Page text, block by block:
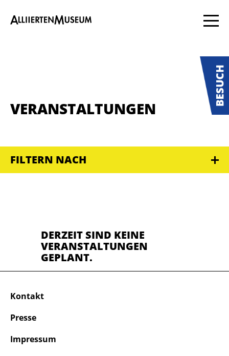
VERANSTALTUNGEN
FILTERN NACH
DERZEIT SIND KEINE
VERANSTALTUNGEN
GEPLANT.
Kontakt
Presse
Impressum